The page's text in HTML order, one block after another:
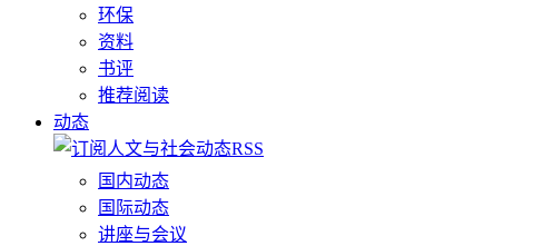
环保
资料
书评
推荐阅读
动态
国内动态
国际动态
讲座与会议